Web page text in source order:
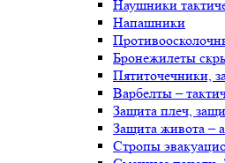
Наушники
Напашники
Бронежилеты
Пятиточечники,
Варбелты –
Защита плеч,
Защита живота –
Стропы